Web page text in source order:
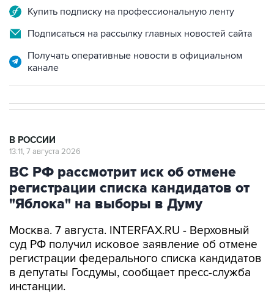
Купить подписку на профессиональную ленту
Подписаться на рассылку главных новостей сайта
Получать оперативные новости в официальном
канале
В РОССИИ
13:11, 7 августа 2026
ВС РФ рассмотрит иск об отмене
регистрации списка кандидатов от
"Яблока" на выборы в Думу
Москва. 7 августа. INTERFAX.RU - Верховный
суд РФ получил исковое заявление об отмене
регистрации федерального списка кандидатов
в депутаты Госдумы, сообщает пресс-служба
инстанции.